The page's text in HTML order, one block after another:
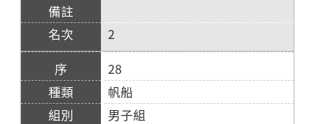
2
28
帆船
男子組